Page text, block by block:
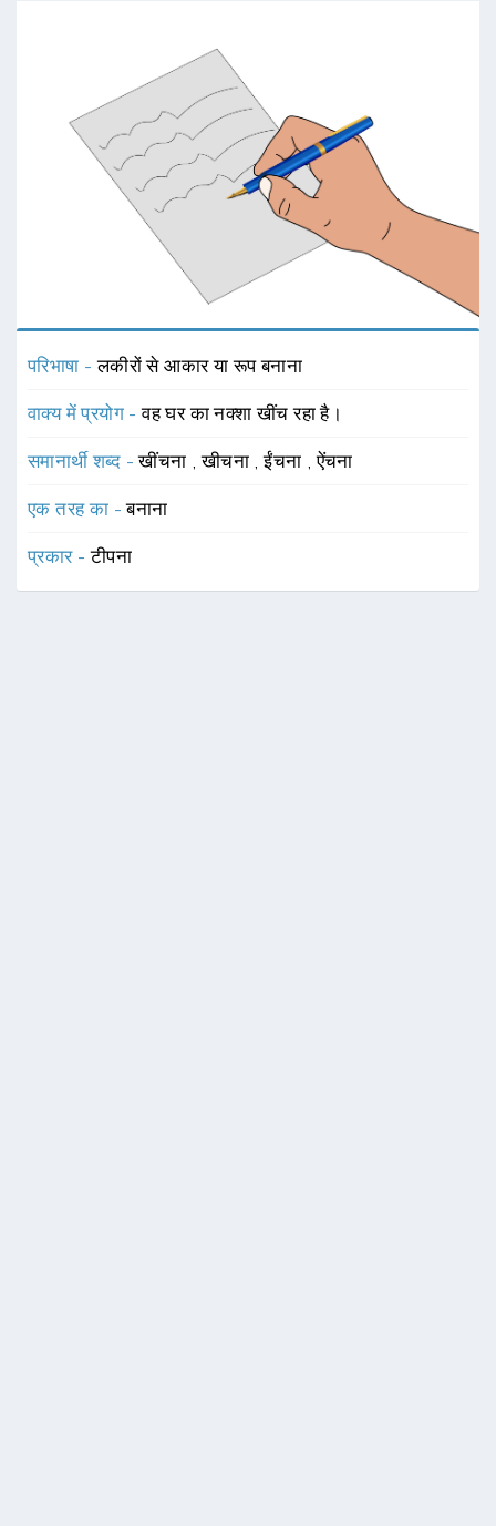
परिभाषा -लकीरों से आकार या रूप बनाना
वाक्य में प्रयोग -वह घर का नक्शा खींच रहा है।
समानार्थी शब्द -खींचना ,खीचना ,ईंचना ,ऐंचना
एक तरह का -बनाना
प्रकार -टीपना